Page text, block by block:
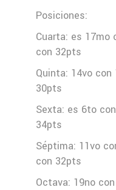
Posiciones:
Cuarta: es 17mo
con 32pts
Quinta: 14vo
30pts
Sexta: es 6to
34pts
Séptima: 11vo
con 32pts
Octava: 19no